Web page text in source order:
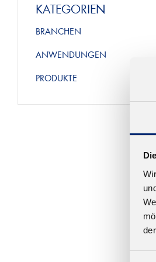
KATEGORIEN
BRANCHEN
ANWENDUNGEN
PRODUKTE